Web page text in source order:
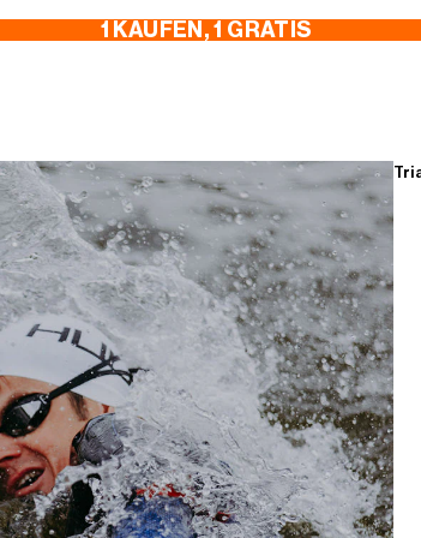
1 KAUFEN, 1 GRATIS